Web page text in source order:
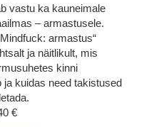
vastu ka kauneimale
– armastusele.
armastus“
ja näitlikult, mis
kinni
ja kuidas need takistused
€